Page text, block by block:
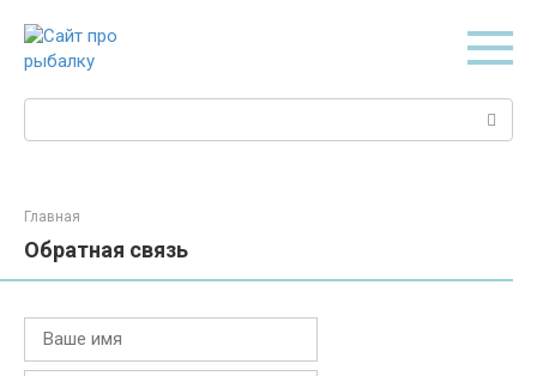
контенту
Поиск:
Главная
Обратная связь